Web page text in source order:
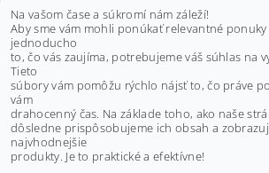
KLIEŠTE NA
MANŽIET
€30 bez DPH
€36,90
Buďte prvý, kto napíše príspevok k tejto
Na vašom čase a súkromí nám záleží!
Aby sme vám mohli ponúkať relevantné
jednoducho
to, čo vás zaujíma, potrebujeme váš súhlas na
Tieto
súbory vám pomôžu rýchlo nájsť to, čo práve
vám
drahocenný čas. Na základe toho, ako naše
dôsledne prispôsobujeme ich obsah a
najvhodnejšie
produkty. Je to praktické a efektívne!